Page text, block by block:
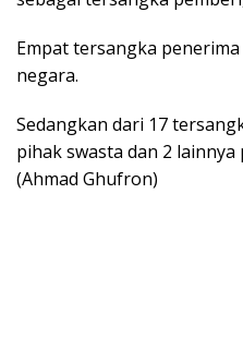
Empat tersangka
negara.
Sedangkan dari 17
pihak swasta dan 2
(Ahmad Ghufron)